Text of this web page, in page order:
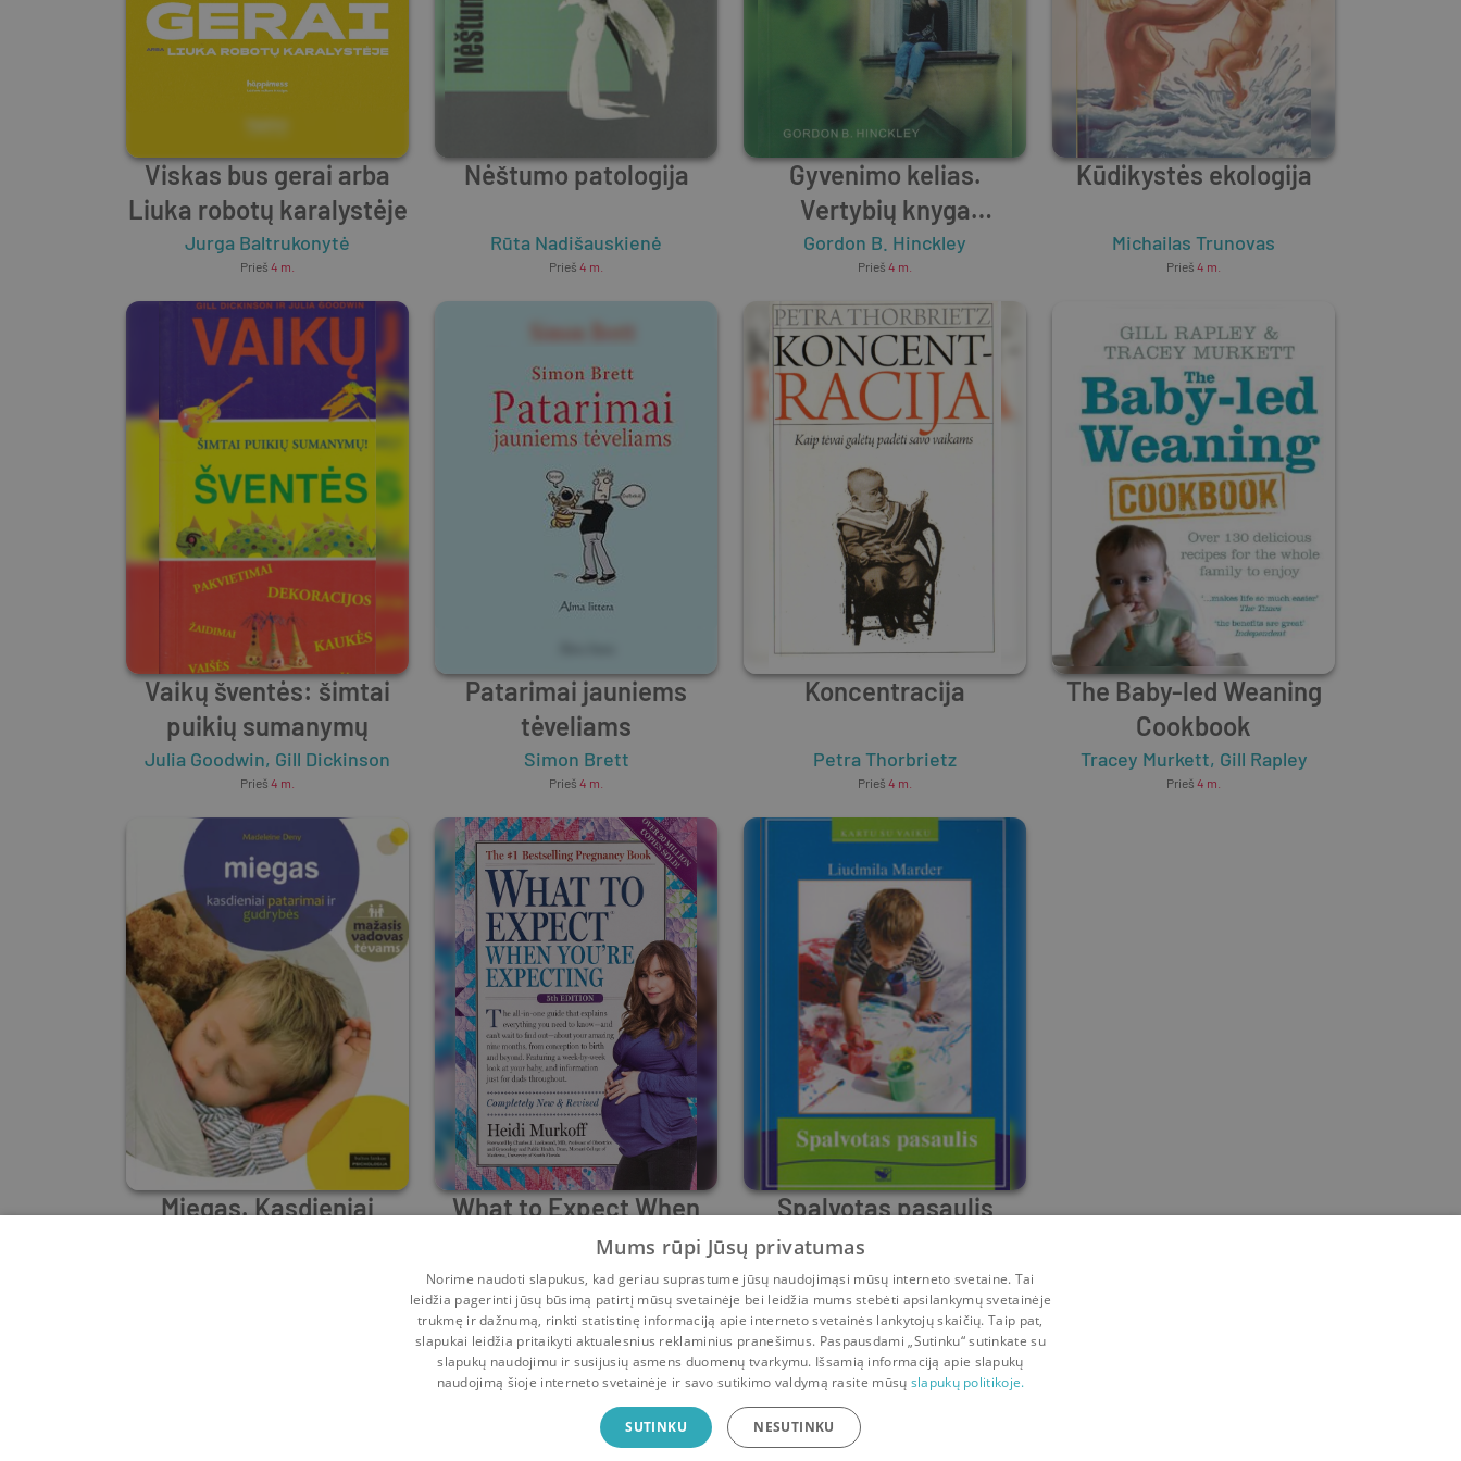
Viskas bus gerai arba
Liuka robotų karalystėje
Jurga Baltrukonytė
Prieš 4 m.
Nėštumo patologija
Rūta Nadišauskienė
Prieš 4 m.
Gyvenimo kelias.
Vertybių knyga
paaugliams ir jų tėvams
Gordon B. Hinckley
Prieš 4 m.
Kūdikystės ekologija
Michailas Trunovas
Prieš 4 m.
Vaikų šventės: šimtai
puikių sumanymų
Julia Goodwin, Gill Dickinson
Prieš 4 m.
Patarimai jauniems
tėveliams
Simon Brett
Prieš 4 m.
Koncentracija
Petra Thorbrietz
Prieš 4 m.
The Baby-led Weaning
Cookbook
Tracey Murkett, Gill Rapley
Prieš 4 m.
Miegas. Kasdieniai
What to Expect When
You're Expecting
Heidi Murkoff
Prieš4 m.
Spalvotas pasaulis
Liudmila Marder
Prieš5 m.
1 2 3 4 5 6
Mums rūpi Jūsų privatumas
Norime naudoti slapukus, kad geriau suprastume jūsų naudojimąsi mūsų interneto svetaine. Tai
leidžia pagerinti jūsų būsimą patirtį mūsų svetainėje bei leidžia mums stebėti apsilankymų svetainėje
trukmę ir dažnumą, rinkti statistinę informaciją apie interneto svetainės lankytojų skaičių. Taip pat,
slapukai leidžia pritaikyti aktualesnius reklaminius pranešimus. Paspausdami „Sutinku“ sutinkate su
slapukų naudojimu ir susijusių asmens duomenų tvarkymu. Išsamią informaciją apie slapukų
naudojimą šioje interneto svetainėje ir savo sutikimo valdymą rasite mūsų slapukų politikoje.
SUTINKU NESUTINKU